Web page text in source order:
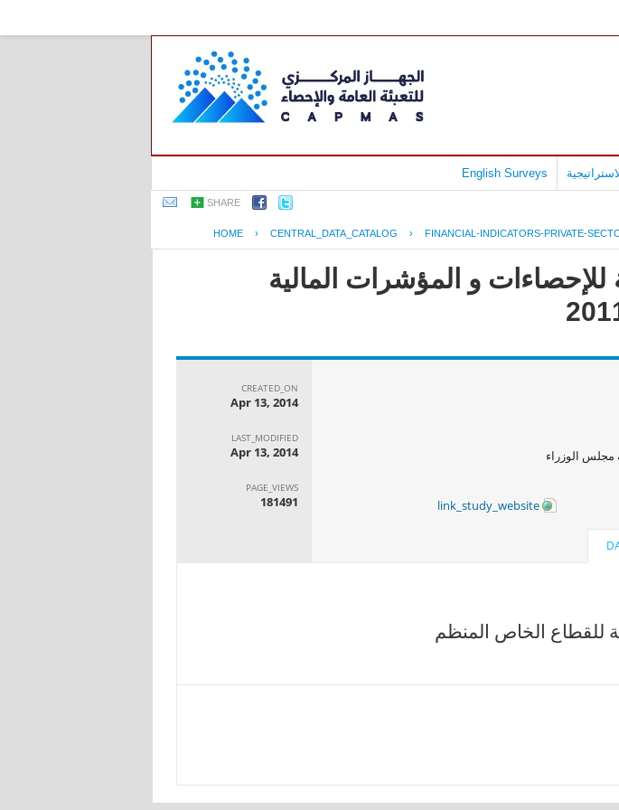
English Surveys
SHARE
HOME › CENTRAL_DATA_CATALOG › FINANCIAL-INDICATORS-PRIVATE-
و المؤشرات المالية
مجلس الوزراء
link_study_website
CREATED_ON
Apr 13, 2014
LAST_MODIFIED
Apr 13, 2014
PAGE_VIEWS
181491
للقطاع الخاص المنظم